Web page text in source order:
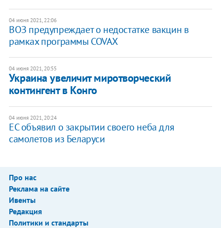
04 июня 2021, 22:06
ВОЗ предупреждает о недостатке вакцин в
рамках программы COVAX
04 июня 2021, 20:55
Украина увеличит миротворческий
контингент в Конго
04 июня 2021, 20:24
ЕС объявил о закрытии своего неба для
самолетов из Беларуси
Про нас
Реклама на сайте
Ивенты
Редакция
Политики и стандарты